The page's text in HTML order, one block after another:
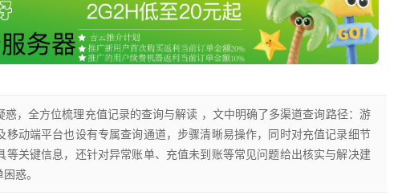
惑，全方位梳理充值记录的查询与解读 ，文中明确了多渠道查询路径：游
动端平台也设有专属查询通道，步骤清晰易操作，同时对充值记录细节
关键信息，还针对异常账单、充值未到账等常见问题给出核实与解决建
惑。